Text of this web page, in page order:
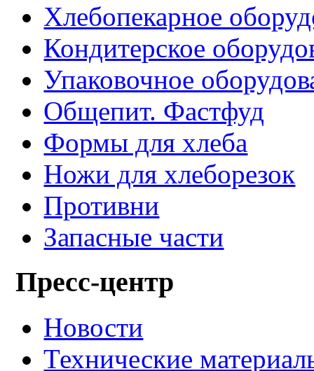
Хлебопекарное
Кондитерское
Упаковочное
Общепит. Фастфуд
Формы для хлеба
Ножи для хлеборезок
Противни
Запасные части
Пресс-центр
Новости
Технические